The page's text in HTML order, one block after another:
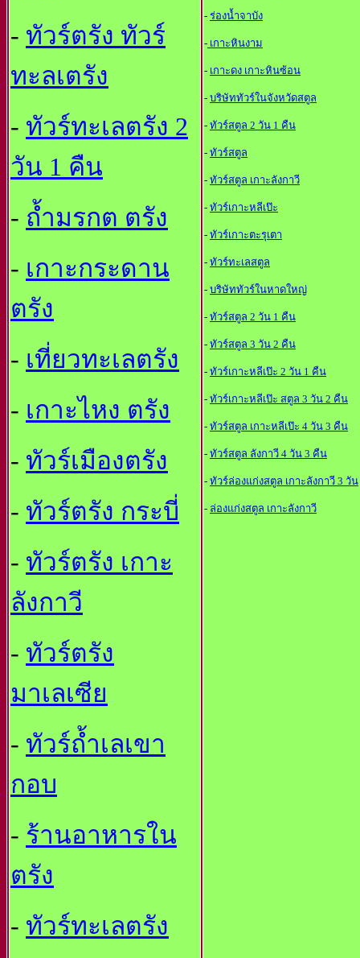
- ทัวร์ตรัง ทัวร์
ทะลเตรัง
- ทัวร์ทะเลตรัง 2
วัน 1 คืน
- ถ้ำมรกต ตรัง
- เกาะกระดาน
ตรัง
- เที่ยวทะเลตรัง
- เกาะไหง ตรัง
- ทัวร์เมืองตรัง
- ทัวร์ตรัง กระบี่
- ทัวร์ตรัง เกาะ
ลังกาวี
- ทัวร์ตรัง
มาเลเซีย
- ทัวร์ถ้ำเลเขา
กอบ
- ร้านอาหารใน
ตรัง
- ทัวร์ทะเลตรัง
- ร่องน้ำจาบัง
- เกาะหินงาม
- เกาะดง เกาะหินซ้อน
- บริษัททัวร์ในจังหวัดสตูล
- ทัวร์สตูล 2 วัน 1 คืน
- ทัวร์สตูล
- ทัวร์สตูล เกาะลังกาวี
- ทัวร์เกาะหลีเป๊ะ
- ทัวร์เกาะตะรุเตา
- ทัวร์ทะเลสตูล
- บริษัททัวร์ในหาดใหญ
- ทัวร์สตูล 2 วัน 1 คืน
- ทัวร์สตูล 3 วัน 2 คืน
- ทัวร์เกาะหลีเป๊ะ 2 วัน 1 คืน
- ทัวร์เกาะหลีเป๊ะ สตูล 3 วัน 2 คืน
- ทัวร์สตูล เกาะหลีเป๊ะ 4 วัน 3 คืน
- ทัวร์สตูล ลังกาวี 4 วัน 3 คืน
- ทัวร์ล่องแก่งสตูล เกาะลังกาวี 3 วัน
- ล่องแก่งสตูล เกาะลังกาวี